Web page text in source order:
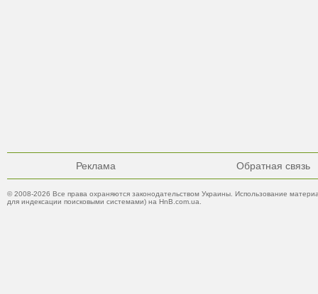
Реклама Обратная связь
© 2008-2026 Все права охраняются законодательством Украины. Использование
для индексации поисковыми системами) на HnB.com.ua.